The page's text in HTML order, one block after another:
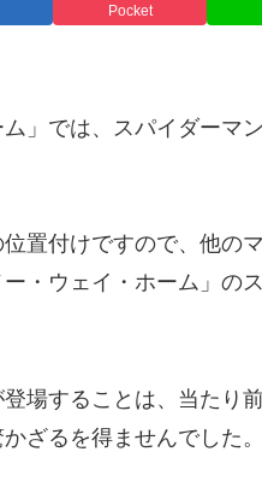
Pocket
」では、スパイダーマ
置付けですので、他の
・ウェイ・ホーム」の
場することは、当たり
ざるを得ませんでした。